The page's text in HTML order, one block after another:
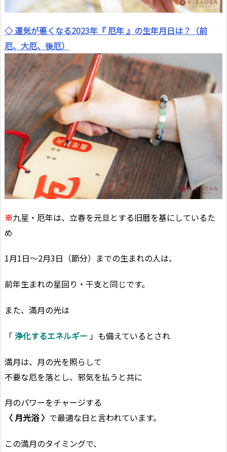
◇ 運気が悪くなる2023年『 厄年 』の生年月日は？（前
厄、大厄、後厄）
※九星・厄年は、立春を元旦とする旧暦を基にしているた
め
1月1日～2月3日（節分）までの生まれの人は、
前年生まれの星回り・干支と同じです。
また、満月の光は
「 浄化するエネルギー 」も備えているとされ
満月は、月の光を照らして
不要な厄を落とし、邪気を払うと共に
月のパワーをチャージする
〈 月光浴 〉 で最適な日と言われています。
この満月のタイミングで、